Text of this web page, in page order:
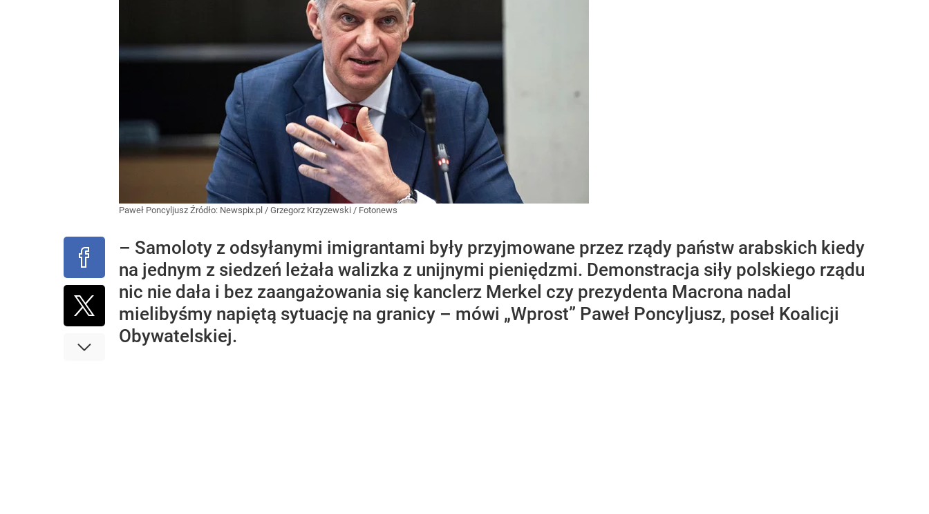
Paweł Poncyljusz Źródło: Newspix.pl / Grzegorz Krzyzewski / Fotonews
– Samoloty z odsyłanymi imigrantami były przyjmowane przez rządy państw arabskich kiedy
na jednym z siedzeń leżała walizka z unijnymi pieniędzmi. Demonstracja siły polskiego rządu
nic nie dała i bez zaangażowania się kanclerz Merkel czy prezydenta Macrona nadal
mielibyśmy napiętą sytuację na granicy – mówi „Wprost” Paweł Poncyljusz, poseł Koalicji
Obywatelskiej.